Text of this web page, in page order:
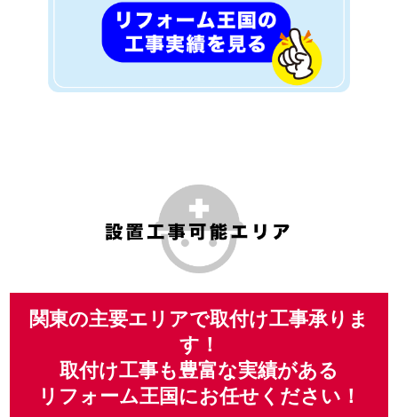
関東の主要エリアで取付け工事承りま
す！
取付け工事も豊富な実績がある
リフォーム王国にお任せください！